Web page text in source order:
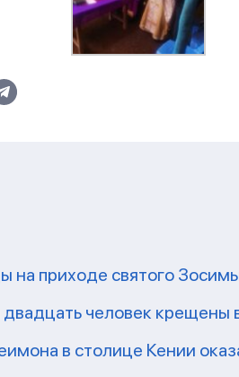
на приходе святого
человек крещены
в столице Кении